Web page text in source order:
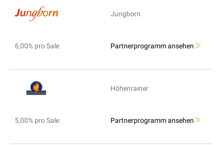
Jungborn
6,00% pro Sale Partnerprogramm ansehen
Höhenrainer
5,00% pro Sale Partnerprogramm ansehen